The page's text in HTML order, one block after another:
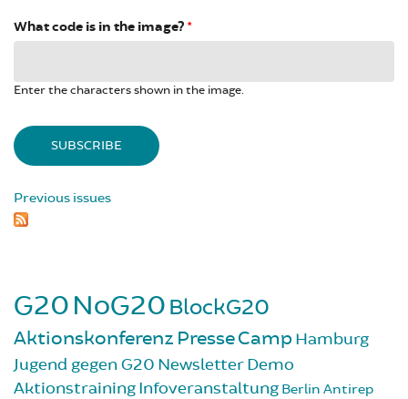
What code is in the image? *
Enter the characters shown in the image.
Previous issues
G20NoG20 BlockG20
Aktionskonferenz PresseCampHamburg
Jugend gegen G20 NewsletterDemo
AktionstrainingInfoveranstaltung Berlin Antirep